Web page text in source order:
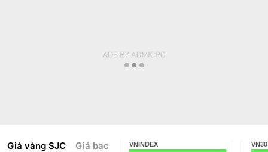
Giá vàng SJC Giá bạc VNINDEX VN30